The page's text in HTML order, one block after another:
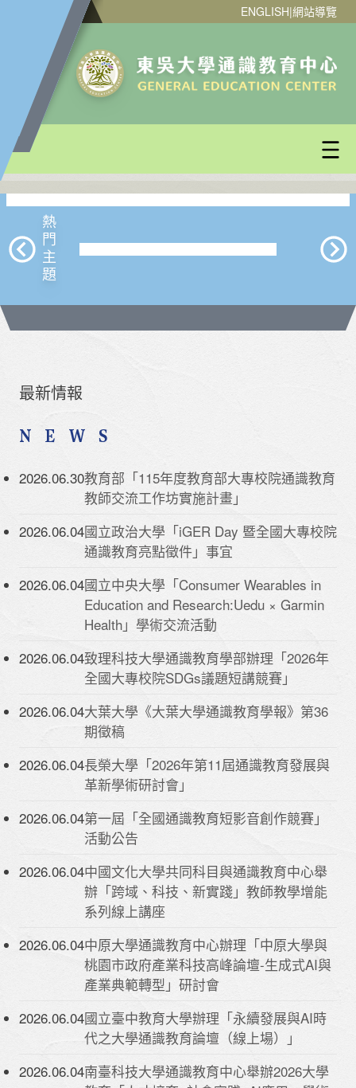
ENGLISH|網站導覽
熱門主題
最新情報
NEWS
2026.06.30教育部「115年度教育部大專校院通識教育
教師交流工作坊實施計畫」
2026.06.04國立政治大學「iGER Day 暨全國大專校院
通識教育亮點徵件」事宜
2026.06.04國立中央大學「Consumer Wearables in
Education and Research:Uedu × Garmin
Health」學術交流活動
2026.06.04致理科技大學通識教育學部辦理「2026年
全國大專校院SDGs議題短講競賽」
2026.06.04大葉大學《大葉大學通識教育學報》第36
期徵稿
2026.06.04長榮大學「2026年第11屆通識教育發展與
革新學術研討會」
2026.06.04第一屆「全國通識教育短影音創作競賽」
活動公告
2026.06.04中國文化大學共同科目與通識教育中心舉
辦「跨域、科技、新實踐」教師教學增能
系列線上講座
2026.06.04中原大學通識教育中心辦理「中原大學與
桃園市政府產業科技高峰論壇-生成式AI與
產業典範轉型」研討會
2026.06.04國立臺中教育大學辦理「永續發展與AI時
代之大學通識教育論壇（線上場）」
2026.06.04南臺科技大學通識教育中心舉辦2026大學